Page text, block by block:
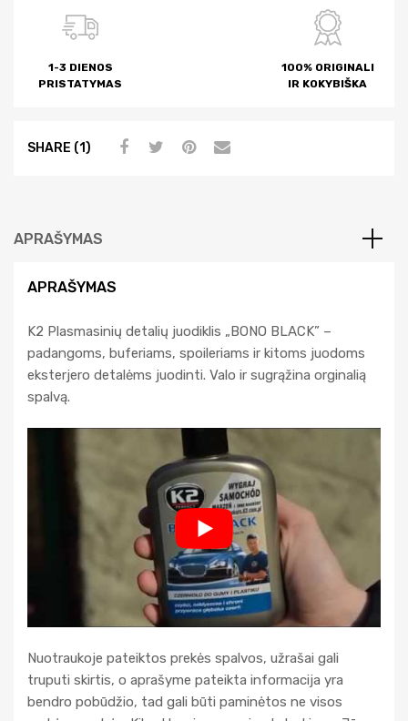
1-3 DIENOS
PRISTATYMAS
100% ORIGINALI
IR KOKYBIŠKA
SHARE (1)
APRAŠYMAS
APRAŠYMAS
K2 Plasmasinių detalių juodiklis „BONO BLACK” –
padangoms, buferiams, spoileriams ir kitoms juodoms
eksterjero detalėms juodinti. Valo ir sugrąžina orginalią
spalvą.
Nuotraukoje pateiktos prekės spalvos, užrašai gali
truputi skirtis, o aprašyme pateikta informacija yra
bendro pobūdžio, tad gali būti paminėtos ne visos